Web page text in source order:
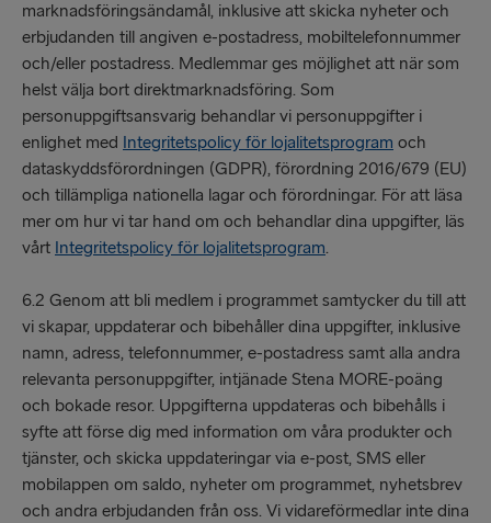
marknadsföringsändamål, inklusive att skicka nyheter och
erbjudanden till angiven e-postadress, mobiltelefonnummer
och/eller postadress. Medlemmar ges möjlighet att när som
helst välja bort direktmarknadsföring. Som
personuppgiftsansvarig behandlar vi personuppgifter i
enlighet med Integritetspolicy för lojalitetsprogram och
dataskyddsförordningen (GDPR), förordning 2016/679 (EU)
och tillämpliga nationella lagar och förordningar. För att läsa
mer om hur vi tar hand om och behandlar dina uppgifter, läs
vårt Integritetspolicy för lojalitetsprogram.
6.2 Genom att bli medlem i programmet samtycker du till att
vi skapar, uppdaterar och bibehåller dina uppgifter, inklusive
namn, adress, telefonnummer, e-postadress samt alla andra
relevanta personuppgifter, intjänade Stena MORE-poäng
och bokade resor. Uppgifterna uppdateras och bibehålls i
syfte att förse dig med information om våra produkter och
tjänster, och skicka uppdateringar via e-post, SMS eller
mobilappen om saldo, nyheter om programmet, nyhetsbrev
och andra erbjudanden från oss. Vi vidareförmedlar inte dina